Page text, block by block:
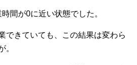
間が0に近い状態でした。
できていても、この結果は変わら
。